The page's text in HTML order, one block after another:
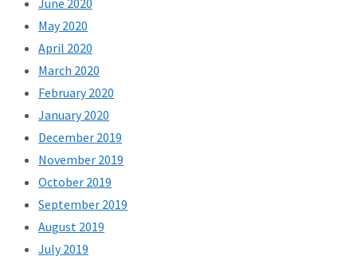
June 2020
May 2020
April 2020
March 2020
February 2020
January 2020
December 2019
November 2019
October 2019
September 2019
August 2019
July 2019